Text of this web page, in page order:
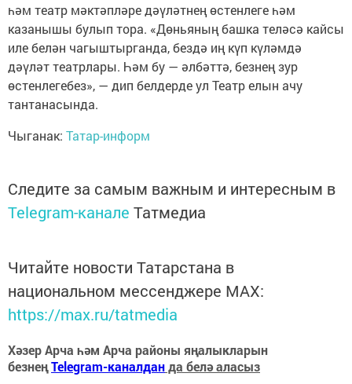
һәм театр мәктәпләре дәүләтнең өстенлеге һәм
казанышы булып тора. «Дөньяның башка теләсә кайсы
иле белән чагыштырганда, бездә иң күп күләмдә
дәүләт театрлары. Һәм бу — әлбәттә, безнең зур
өстенлегебез», — дип белдерде ул Театр елын ачу
тантанасында.
Чыганак: Татар-информ
Следите за самым важным и интересным в
Telegram-канале Татмедиа
Читайте новости Татарстана в
национальном мессенджере MАХ:
https://max.ru/tatmedia
Хәзер Арча һәм Арча районы яңалыкларын
безнеңTelegram-каналданда белә аласыз